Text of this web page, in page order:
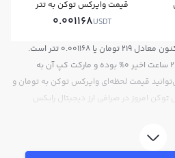
قیمت وایرکس توکن به تتر
0.001168USDT
قیمت لحظه‌ای وایرکس توکن هم اکنون معادل 219 تومان یا 0.001168 تتر است.
تغییرات قیمت وایرکس توکن طی 24 ساعت اخیر 0% بوده و مارکت کپ آن به
می‌توانید قیمت لحظه‌ای وایرکس توکن به تومان و
توکن امروز در صرافی ارز دیجیتال رابکس